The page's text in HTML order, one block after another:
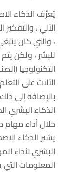
يُعرَّف الذكاء
الآلي ،
، والتي كان
للبشر ، ولكن
التكنولوجيا
الآلات على
بالإضافة إلى
الذكاء البشري
خلال أداء مهام
يشير الذكاء
البشري لأداء
المعلومات